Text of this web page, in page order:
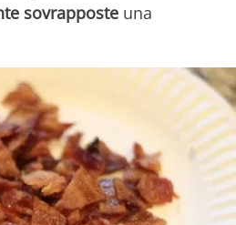
sovrapposte una